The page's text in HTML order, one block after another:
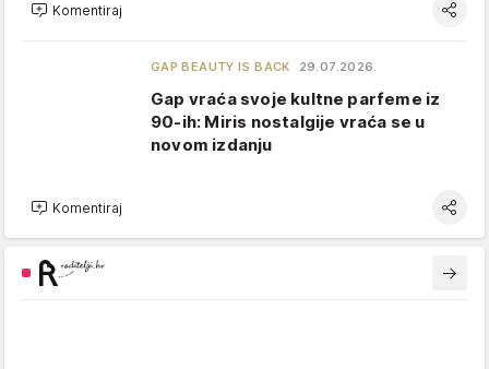
Komentiraj
GAP BEAUTY IS BACK 29.07.2026.
Gap vraća svoje kultne parfeme iz
90-ih: Miris nostalgije vraća se u
novom izdanju
Komentiraj